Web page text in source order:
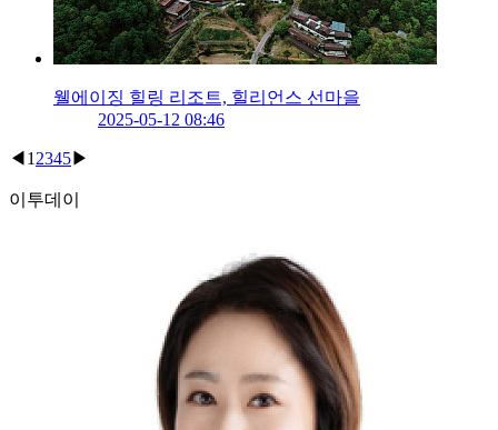
웰에이징 힐링 리조트, 힐리언스 선마을
2025-05-12 08:46
◀ 1 2345▶
이투데이